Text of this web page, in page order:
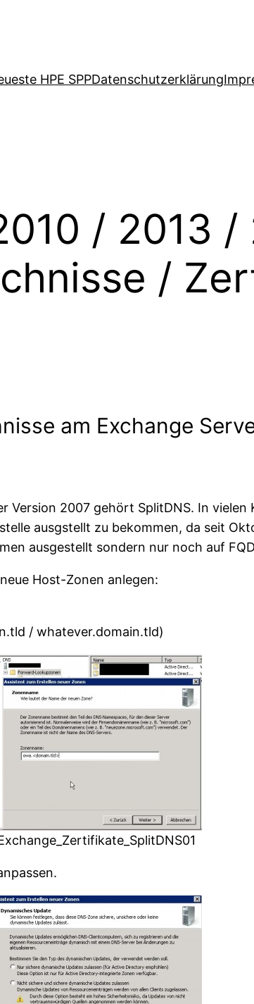
HPE SPPDatenschutzerklärung
/ 2013
/
am Exchange
Version 2007 gehört SplitDNS. In
ausgstellt zu bekommen, da seit
ausgestellt sondern nur noch auf
Host-Zonen anlegen:
/ whatever.domain.tld)